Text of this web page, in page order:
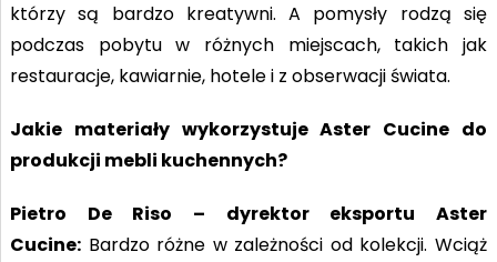
którzy są bardzo kreatywni. A pomysły rodzą się
podczas pobytu w różnych miejscach, takich jak
restauracje, kawiarnie, hotele i z obserwacji świata.
Jakie materiały wykorzystuje Aster Cucine do
produkcji mebli kuchennych?
Pietro De Riso – dyrektor eksportu Aster
Cucine:Bardzo różne w zależności od kolekcji. Wciąż